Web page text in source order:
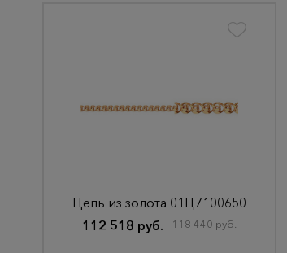
Цепь из золота 01Ц7100650
112 518 руб.
118 440 руб.